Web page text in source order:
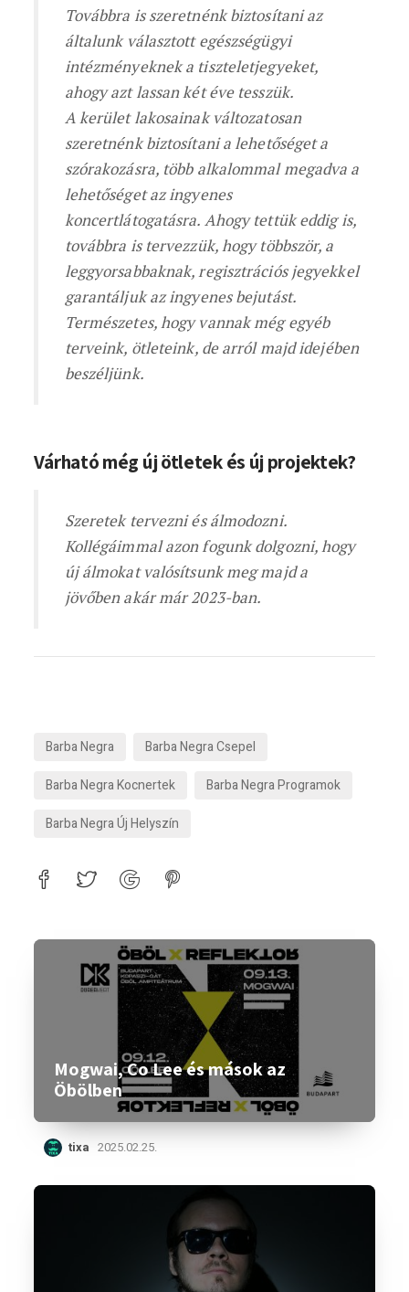
Továbbra is szeretnénk biztosítani az
általunk választott egészségügyi
intézményeknek a tiszteletjegyeket,
ahogy azt lassan két éve tesszük.
A kerület lakosainak változatosan
szeretnénk biztosítani a lehetőséget a
szórakozásra, több alkalommal megadva a
lehetőséget az ingyenes
koncertlátogatásra. Ahogy tettük eddig is,
továbbra is tervezzük, hogy többször, a
leggyorsabbaknak, regisztrációs jegyekkel
garantáljuk az ingyenes bejutást.
Természetes, hogy vannak még egyéb
terveink, ötleteink, de arról majd idejében
beszéljünk.
Várható még új ötletek és új projektek?
Szeretek tervezni és álmodozni.
Kollégáimmal azon fogunk dolgozni, hogy
új álmokat valósítsunk meg majd a
jövőben akár már 2023-ban.
Barba Negra
Barba Negra Csepel
Barba Negra Kocnertek
Barba Negra Programok
Barba Negra Új Helyszín
Mogwai, Co Lee és mások az
Öbölben
tixa 2025.02.25.